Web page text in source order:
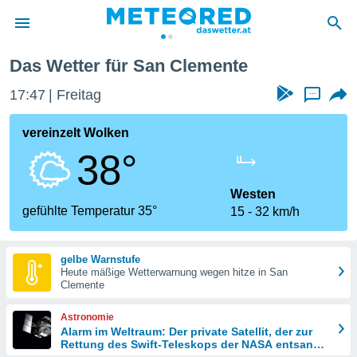
wurde
dass
sind.
diese
Das Wetter für San Clemente
17:47 Freitag ...
vereinzelt Wolken
38°
gefühlte Temperatur 35°
Westen
15
32 km/h
gelbe Warnstufe
Heute mäßige Wetterwarnung wegen hitze in San
Clemente
Astronomie
Alarm im Weltraum: Der private Satellit, der zur
Rettung des Swift-Teleskops der NASA entsandt